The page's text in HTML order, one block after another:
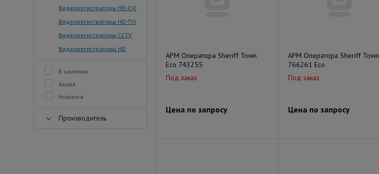
Видеорегистраторы HD-CVI
Видеорегистраторы HD-TVI
Видеорегистраторы CCTV
Видеорегистраторы HD
В наличии
Акция
Новинка
Производитель
АРМ Оператора Sheriff Town
Eco 743255
Под заказ
Цена по запросу
АРМ Оператора Sheriff Town
766261 Eco
Под заказ
Цена по запросу